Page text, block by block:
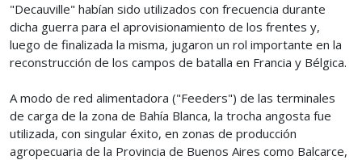
"Decauville" habían sido utilizados con frecuencia durante
dicha guerra para el aprovisionamiento de los frentes y,
luego de finalizada la misma, jugaron un rol importante en la
reconstrucción de los campos de batalla en Francia y Bélgica.
A modo de red alimentadora ("Feeders") de las terminales
de carga de la zona de Bahía Blanca, la trocha angosta fue
utilizada, con singular éxito, en zonas de producción
agropecuaria de la Provincia de Buenos Aires como Balcarce,